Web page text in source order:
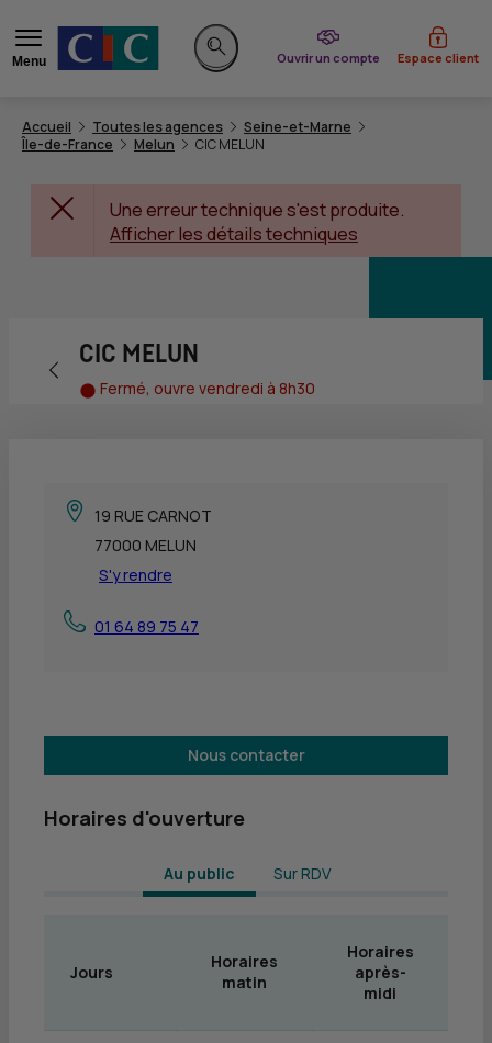
Menu
Rechercher sur le site
Ouvrir un compte
du CIC Espace client
Accueil Toutes les agences
Seine-et-Marne
Île-de-France
Melun CIC MELUN
Une erreur technique s'est produite.
Afficher les détails techniques
Retour vers la page précédente
CIC MELUN
Fermé, ouvre vendredi à 8h30
19 RUE CARNOT
77000 MELUN
S'y rendre
01 64 89 75 47
Nous contacter
Horaires d'ouverture
Au public Sur RDV
Jours
Horaires
matin
Horaires
après-
midi